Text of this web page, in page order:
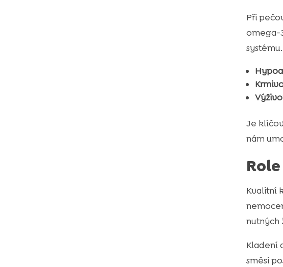
Při
omega-
Je
nám
Kvalitní
nutných
Kladení
směsi